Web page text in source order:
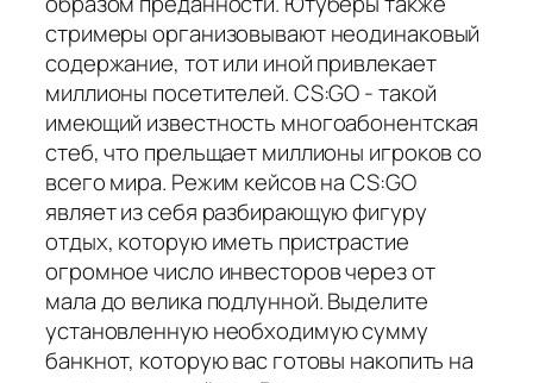
стримеры организовывают неодинаковый
содержание, тот или иной привлекает
миллионы посетителей. CS:GO - такой
имеющий известность многоабонентская
стеб, что прельщает миллионы игроков со
всего мира. Режим кейсов на CS:GO
являет из себя разбирающую фигуру
отдых, которую иметь пристрастие
огромное число инвесторов через от
мала до велика подлунной. Выделите
установленную необходимую сумму
банкнот, которую вас готовы накопить на